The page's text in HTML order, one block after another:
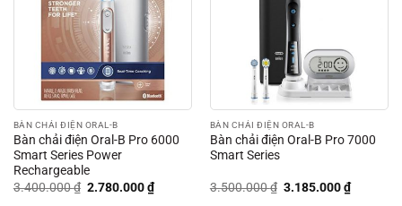
BÀN CHẢI ĐIỆN ORAL-B
Bàn chải điện Oral-B Pro 6000
Smart Series Power
Rechargeable
3.400.000₫ Giá
2.780.000₫Giá
hiện
BÀN CHẢI ĐIỆN ORAL-B
Bàn chải điện Oral-B Pro 7000
Smart Series
3.500.000₫ Giá
3.185.000₫Giá
hiện